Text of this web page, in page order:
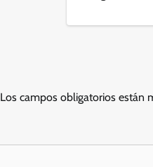
Los campos obligatorios están